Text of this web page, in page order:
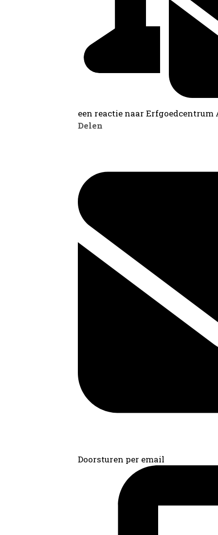
een reactie naar
Delen
Doorsturen per email